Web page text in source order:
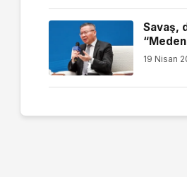
Savaş,
19 Nisan